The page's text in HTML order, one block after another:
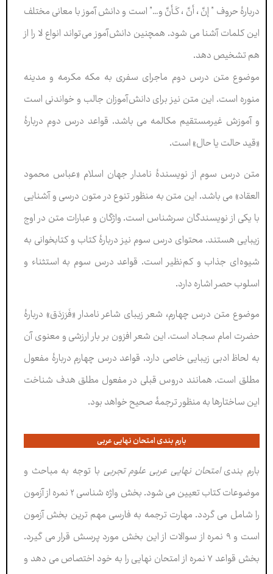
دربارۀ حروف ”إنَّ ، أَنَّ ، کَـأَنَّ و…” است و دانش آموز با معانی مختلف
اين کلمات آشنا می شود. همچنين دانش آموز می تواند انواع لا را از
هم تشخيص دهد.
موضوع متن درس دوم ماجرای سفری به مکه مکرمه و مدينە
منوره است. اين متن نيز برای دانش آموزان جالب و خواندنی است
و آموزش غیرمستقیم مکالمه می باشد. قواعد درس دوم دربارۀ
«قيد حالت يا حال» است.
متن درس سوم از نويسندۀ نامدار جهان اسلام «عباس محمود
العقاد» می باشد.اين متن به منظور تنوع در متون درسی و آشنايی
با يکی از نويسندگان سرشناس است.واژگان و عبارات متن در اوج
زيبايی هستند.محتوای درس سوم نيز دربارۀ کتاب و کتابخوانی به
شيوه ای جذاب و کم نظير است. قواعد درس سوم به استثناء و
اسلوب حصر اشاره دارد.
موضوع متن درس چهارم، شعر زيبای شاعر نامدار «فَرَزدَق» دربارۀ
حضرت امام سجــاد است. اين شعر افزون بر بار ارزشی و معنوی آن
به لحاظ ادبی زيبايی خاصی دارد. قواعد درس چهارم دربارۀ مفعول
مطلق است. همانند دروس قبلی در مفعول مطلق هدف شناخت
اين ساختارها به منظور ترجمۀ صحيح خواهد بود.
بارم بندی امتحان نهایی عربی
بارم بندیامتحان نهایی عربی علوم تجربی با توجه به مباحث و
موضوعات کتاب تعیین می شود. بخش واژه شناسی ۲ نمره از آزمون
را شامل می گردد. مهارت ترجمه به فارسی مهم ترین بخش آزمون
است و ۹ نمره از سوالات از این بخش مورد پرسش قرار می گیرد.
بخش قواعد ۷ نمره از امتحان نهایی را به خود اختصاص می دهد و